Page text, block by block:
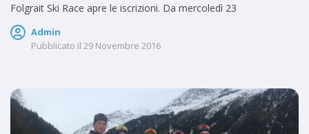
Folgrait Ski Race apre le iscrizioni. Da mercoledì 23
Admin
Pubblicato il 29 Novembre 2016